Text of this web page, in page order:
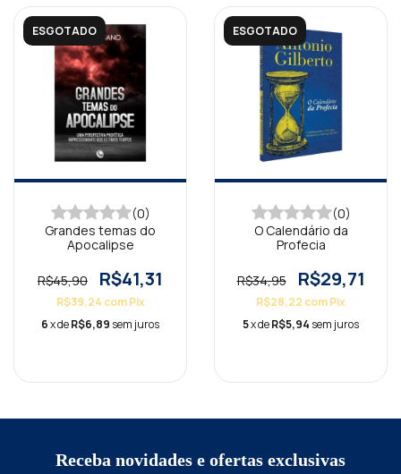
ESGOTADO
(0)
Grandes temas do
Apocalipse
R$45,90 R$41,31
R$39,24 com Pix
6x deR$6,89 sem juros
ESGOTADO
(0)
O Calendário da
Profecia
R$34,95 R$29,71
R$28,22 comPix
5x deR$5,94 sem juros
Receba novidades e ofertas exclusivas